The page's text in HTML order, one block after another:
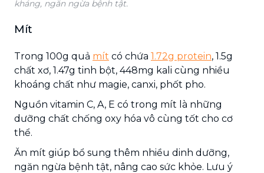
kháng, ngăn ngừa bệnh tật.
Mít
Trong 100g quả mít có chứa 1.72g protein, 1.5g
chất xơ, 1.47g tinh bột, 448mg kali cùng nhiều
khoáng chất như magie, canxi, phốt pho.
Nguồn vitamin C, A, E có trong mít là những
dưỡng chất chống oxy hóa vô cùng tốt cho cơ
thể.
Ăn mít giúp bổ sung thêm nhiều dinh dưỡng,
ngăn ngừa bệnh tật, nâng cao sức khỏe. Lưu ý